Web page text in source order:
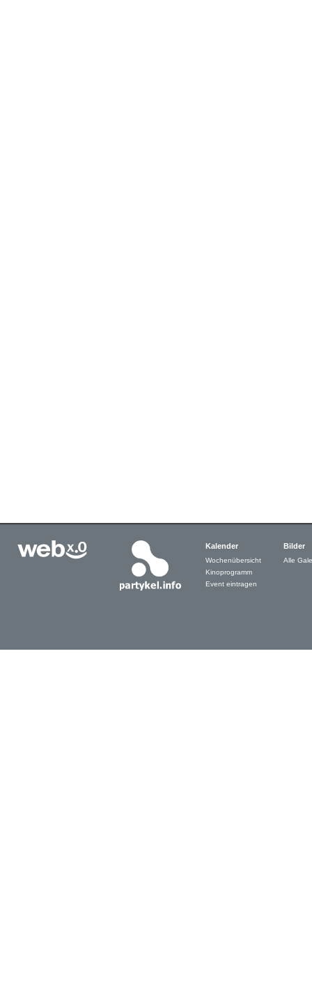
Kalender
Wochenübersicht
Kinoprogramm
Event eintragen
Bilder
Alle